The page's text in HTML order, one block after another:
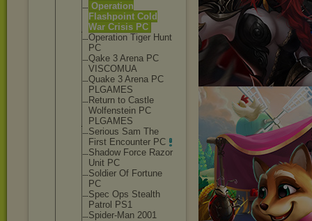
Operation
Flashpoint Cold
War Crisis PC
Operation Tiger Hunt
PC
Qake 3 Arena PC
VISCOMUA
Quake 3 Arena PC
PLGAMES
Return to Castle
Wolfenstein PC
PLGAMES
Serious Sam The
First Encounter PC
Shadow Force Razor
Unit PC
Soldier Of Fortune
PC
Spec Ops Stealth
Patrol PS1
Spider-Man 2001